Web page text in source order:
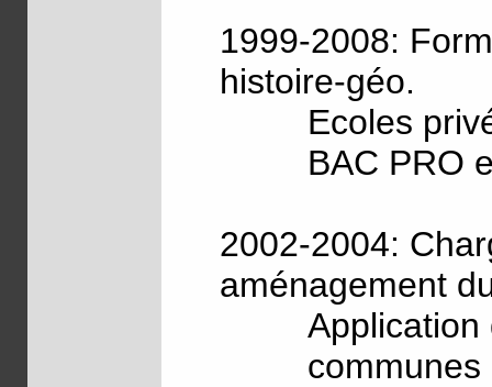
1999-2008:
histoire-géo.
Ecoles
BAC PRO
2002-2004:
aménagement
Application